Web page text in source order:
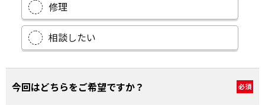
修理
相談したい
今回はどちらをご希望ですか？ 必須